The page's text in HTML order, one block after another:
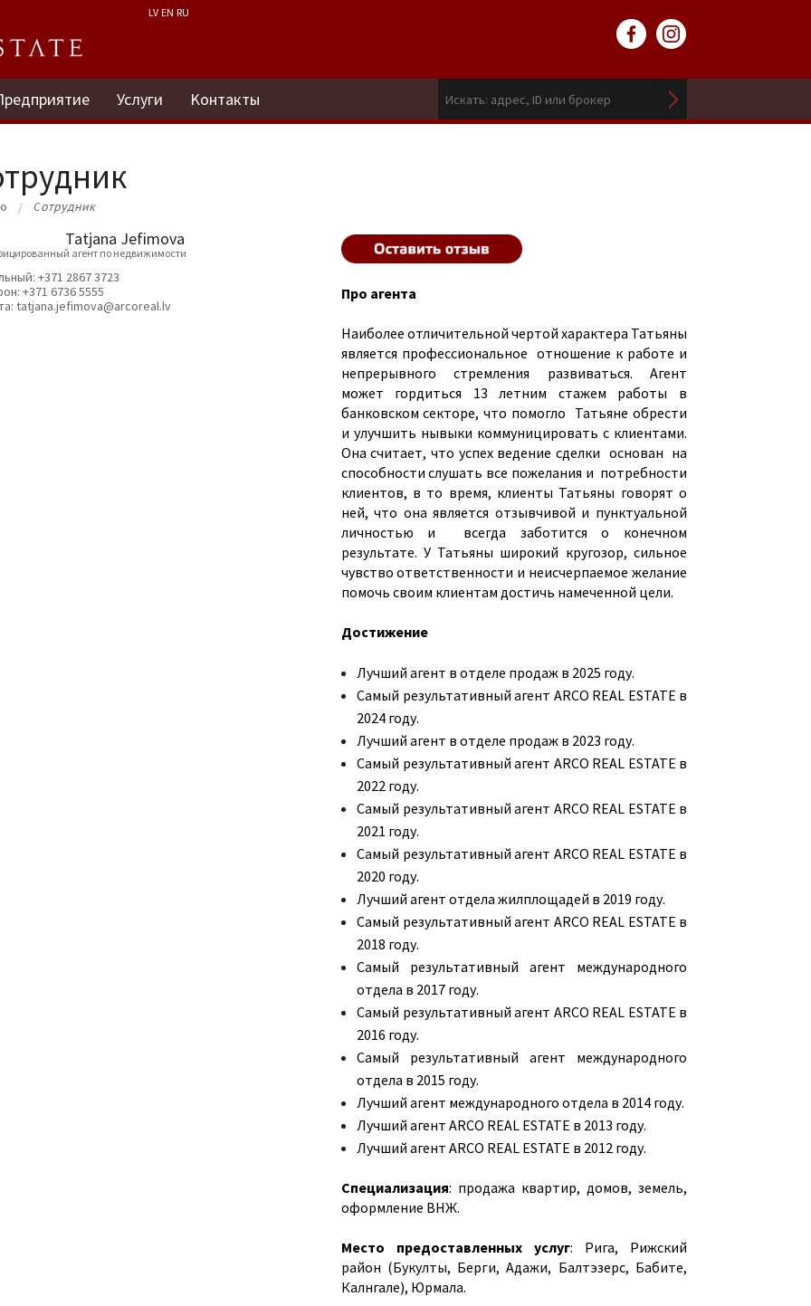
LV EN RU
Услуги Kонтакты
Cотрудник
Tatjana Jefimova
агент по недвижимости
+371 2867 3723
+371 6736 5555
tatjana.jefimova@arcoreal.lv
Про агента
Наиболее отличительной чертой характера Татьяны
является профессиональное отношение к работе и
непрерывного стремления развиваться. Агент
может гордиться 13 летним стажем работы в
банковском секторе, что помогло Татьяне обрести
и улучшить нывыки коммуницировать с клиентами.
Она считает, что успех ведение сделки основан на
способности слушать все пожелания и потребности
клиентов, в то время, клиенты Татьяны говорят о
ней, что она является отзывчивой и пунктуальной
личностью и всегда заботится о конечном
результате. У Татьяны широкий кругозор, сильное
чувство ответственности и неисчерпаемое желание
помочь своим клиентам достичь намеченной цели.
Достижение
Лучший агент в отделе продаж в 2025 году.
Самый pезультативный агент ARCO REAL ESTATE в
2024 году.
Лучший агент в отделе продаж в 2023 году.
Самый pезультативный агент ARCO REAL ESTATE в
2022 году.
Самый pезультативный агент ARCO REAL ESTATE в
2021 году.
Самый pезультативный агент ARCO REAL ESTATE в
2020 году.
Лучший агент отдела жилплощадей в 2019 году.
Самый pезультативный агент ARCO REAL ESTATE в
2018 году.
Самый pезультативный агент международного
отдела в 2017 году.
Самый pезультативный агент ARCO REAL ESTATE в
2016 году.
Самый pезультативный агент международного
отдела в 2015 году.
Лучший агент международного отдела в 2014 году.
Лучший агент ARCO REAL ESTATE в 2013 году.
Лучший агент ARCO REAL ESTATE в 2012 году.
Специализация: продажа квартир, домов, земель,
оформление ВНЖ.
Место предоставленных услуг: Рига, Рижский
район (Букулты, Берги, Адажи, Балтэзерс, Бабите,
Калнгале), Юрмала.